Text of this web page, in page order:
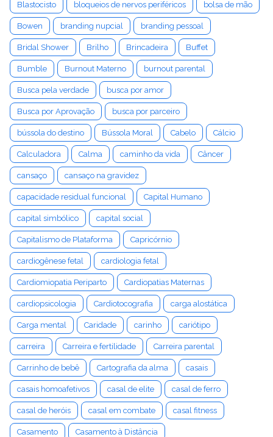
Blastocisto bloqueios de nervos periféricos bolsa de mão
Bowen branding nupcial branding pessoal
Bridal Shower Brilho Brincadeira Buffet
Bumble Burnout Materno burnout parental
Busca pela verdade busca por amor
Busca por Aprovação busca por parceiro
bússola do destino Bússola Moral Cabelo Cálcio
Calculadora Calma caminho da vida Câncer
cansaço cansaço na gravidez
capacidade residual funcional Capital Humano
capital simbólico capital social
Capitalismo de Plataforma Capricórnio
cardiogênese fetal cardiologia fetal
Cardiomiopatia Periparto Cardiopatias Maternas
cardiopsicologia Cardiotocografia carga alostática
Carga mental Caridade carinho cariótipo
carreira Carreira e fertilidade Carreira parental
Carrinho de bebê Cartografia da alma casais
casais homoafetivos casal de elite casal de ferro
casal de heróis casal em combate casal fitness
Casamento Casamento à Distância